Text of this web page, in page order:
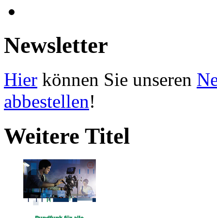
Newsletter
Hier können Sie unseren
abbestellen!
Weitere Titel